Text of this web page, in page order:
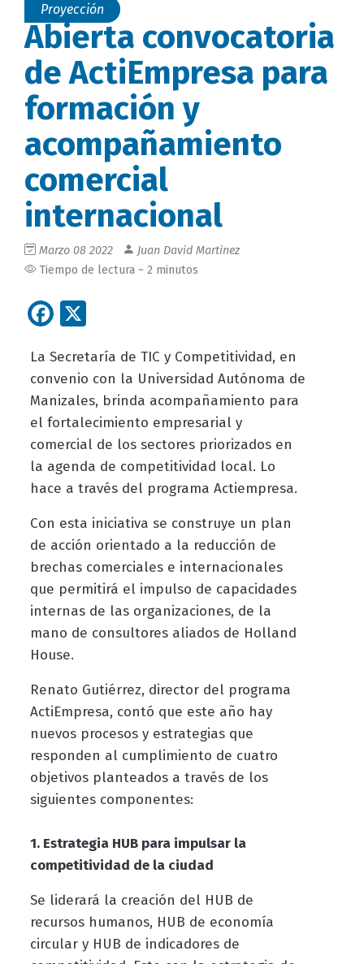
Proyección
Abierta convocatoria
de ActiEmpresa para
formación y
acompañamiento
comercial
internacional
Marzo 08 2022
Juan David Martinez
Tiempo de lectura ~ 2 minutos
Facebook
La Secretaría de TIC y Competitividad, en
convenio con la Universidad Autónoma de
Manizales, brinda acompañamiento para
el fortalecimiento empresarial y
comercial de los sectores priorizados en
la agenda de competitividad local. Lo
hace a través del programa Actiempresa.
Con esta iniciativa se construye un plan
de acción orientado a la reducción de
brechas comerciales e internacionales
que permitirá el impulso de capacidades
internas de las organizaciones, de la
mano de consultores aliados de Holland
House.
Renato Gutiérrez, director del programa
ActiEmpresa, contó que este año hay
nuevos procesos y estrategias que
responden al cumplimiento de cuatro
objetivos planteados a través de los
siguientes componentes:
1. Estrategia HUB para impulsar la
competitividad de la ciudad
Se liderará la creación del HUB de
recursos humanos, HUB de economía
circular y HUB de indicadores de